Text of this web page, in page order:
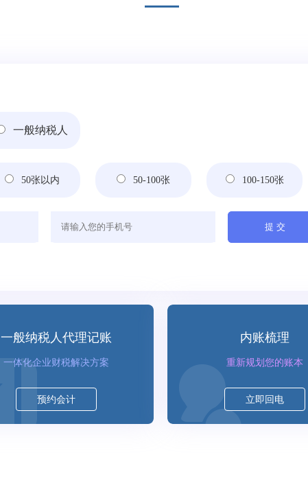
一般纳税人
50张以内 50-100张 100-150张
一般纳税人代理记账
一体化企业财税解决方案
预约会计
内账梳理
重新规划您的账本
立即回电